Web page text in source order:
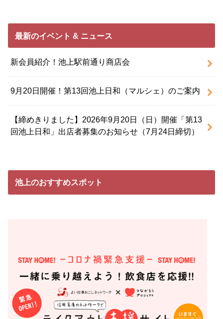
最新のイベント & ニュース
新会員紹介！池上駅前通り商店会
9月20日開催！第13回池上日和（マルシェ）のご案内
【締めきりました】2026年9月20日（日）開催「第13
回池上日和」出店者募集のお知らせ（7月24日締切）
池上のおすすめスポット